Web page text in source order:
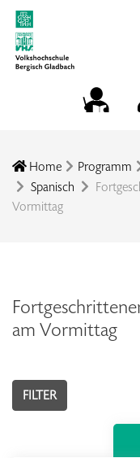
Home Programm
Spanisch
Vormittag
am Vormittag
FILTER